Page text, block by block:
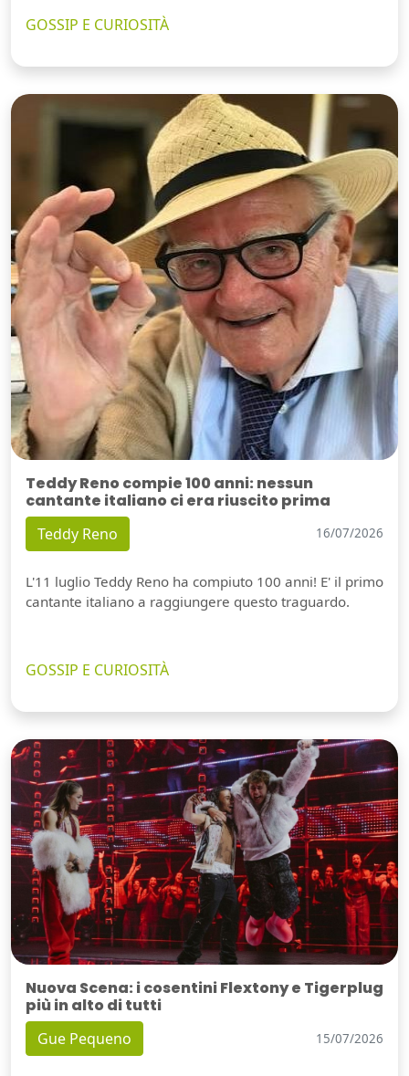
GOSSIP E CURIOSITÀ
Teddy Reno compie 100 anni: nessun
cantante italiano ci era riuscito prima
Teddy Reno 16/07/2026
L'11 luglio Teddy Reno ha compiuto 100 anni! E' il primo
cantante italiano a raggiungere questo traguardo.
GOSSIP E CURIOSITÀ
Nuova Scena: i cosentini Flextony e Tigerplug
più in alto di tutti
Gue Pequeno 15/07/2026